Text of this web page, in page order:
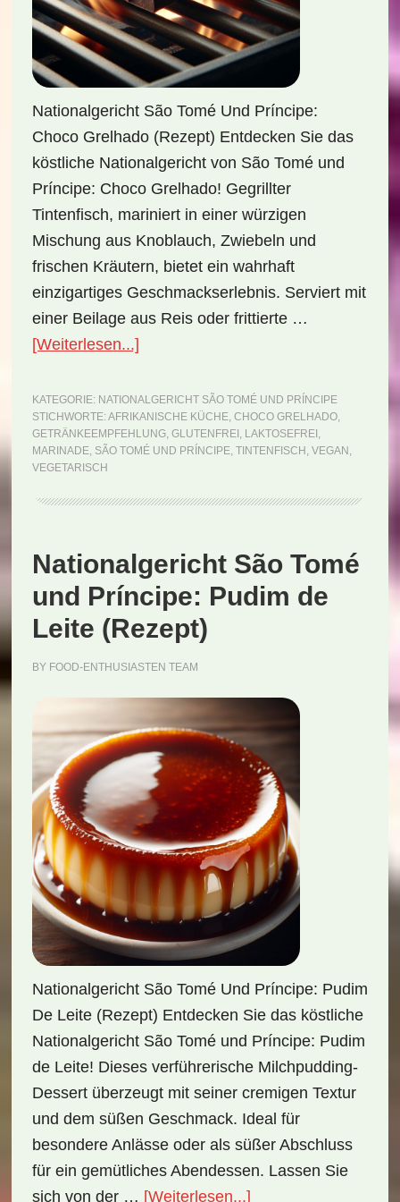
Nationalgericht São Tomé Und Príncipe:
Choco Grelhado (Rezept) Entdecken Sie das
köstliche Nationalgericht von São Tomé und
Príncipe: Choco Grelhado! Gegrillter
Tintenfisch, mariniert in einer würzigen
Mischung aus Knoblauch, Zwiebeln und
frischen Kräutern, bietet ein wahrhaft
einzigartiges Geschmackserlebnis. Serviert mit
einer Beilage aus Reis oder frittierte …
[Weiterlesen...]ÜberNationalgericht
Tomé
und
Príncipe:
Grelhado
KATEGORIE: NATIONALGERICHT SÃO TOMÉ UND PRÍNCIPE
STICHWORTE: AFRIKANISCHE KÜCHE, CHOCO GRELHADO,
GETRÄNKEEMPFEHLUNG, GLUTENFREI , LAKTOSEFREI ,
MARINADE, SÃO TOMÉ UND PRÍNCIPE, TINTENFISCH , VEGAN ,
VEGETARISCH
Nationalgericht São Tomé
und Príncipe: Pudim de
Leite (Rezept)
BY FOOD-ENTHUSIASTEN TEAM
Nationalgericht São Tomé Und Príncipe: Pudim
De Leite (Rezept) Entdecken Sie das köstliche
Nationalgericht São Tomé und Príncipe: Pudim
de Leite! Dieses verführerische Milchpudding-
Dessert überzeugt mit seiner cremigen Textur
und dem süßen Geschmack. Ideal für
besondere Anlässe oder als süßer Abschluss
für ein gemütliches Abendessen. Lassen Sie
sich von der … [Weiterlesen...]ÜberNationalgericht